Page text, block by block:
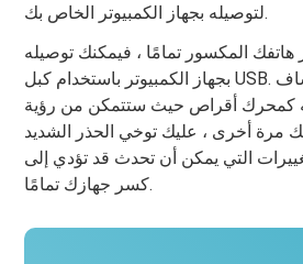
لتوصيله بجهاز الكمبيوتر الخاص بك.
هاتفك المكسور تمامًا ، فيمكنك توصيله
بجهاز الكمبيوتر باستخدام كبل USB. بعد ذلك ، بمجرد اكتشاف
كمحرك أقراص حيث ستتمكن من رؤية
مرة أخرى ، عليك توخي الحذر الشديد
التي يمكن أن تحدث قد تؤدي إلى
كسر جهازك تمامًا.